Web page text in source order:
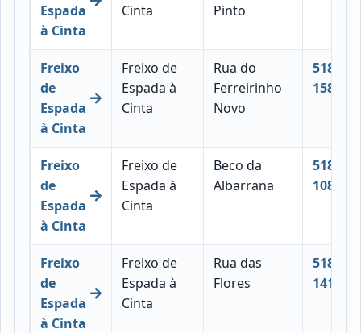
Espada
à Cinta
Cinta
Pinto
Freixo
de
Espada
à Cinta
Freixo de
Espada à
Cinta
Rua do
Ferreirinho
Novo
5180-
158
Freixo
de
Espada
à Cinta
Freixo de
Espada à
Cinta
Beco da
Albarrana
5180-
108
Freixo
de
Espada
à Cinta
Freixo de
Espada à
Cinta
Rua das
Flores
5180-
141